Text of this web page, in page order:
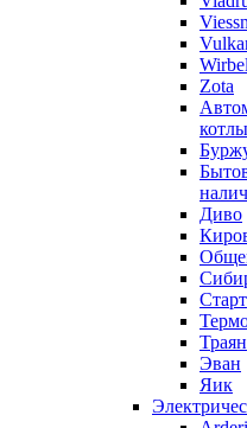
Wirbel
Zota
котлы
Диво
Старт
Траян
Эван
Яик